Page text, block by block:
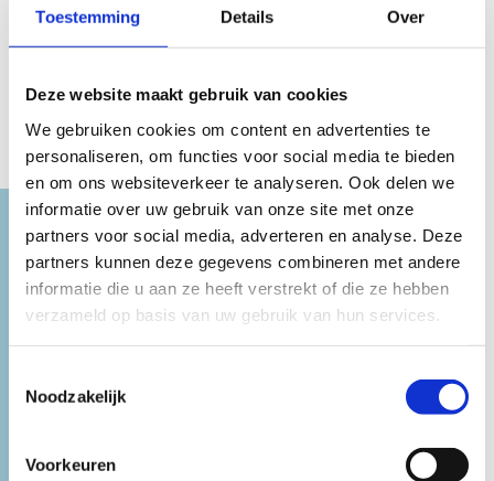
Toestemming Details Over
Deze website maakt gebruik van cookies
We gebruiken cookies om content en advertenties te
personaliseren, om functies voor social media te bieden
en om ons websiteverkeer te analyseren. Ook delen we
informatie over uw gebruik van onze site met onze
partners voor social media, adverteren en analyse. Deze
partners kunnen deze gegevens combineren met andere
informatie die u aan ze heeft verstrekt of die ze hebben
verzameld op basis van uw gebruik van hun services.
Noodzakelijk
Voorkeuren
Spotlight - Street art
street art. Some of the...
Explore - A tour of
Century-old forts are
the...
1 Jul 2017